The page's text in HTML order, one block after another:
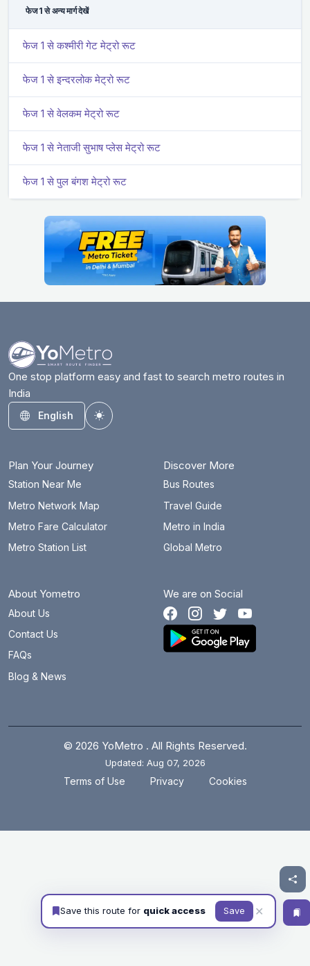
फेज 1 से अन्य मार्ग देखें
फेज 1 से कश्मीरी गेट मेट्रो रूट
फेज 1 से इन्दरलोक मेट्रो रूट
फेज 1 से वेलकम मेट्रो रूट
फेज 1 से नेताजी सुभाष प्लेस मेट्रो रूट
फेज 1 से पुल बंगश मेट्रो रूट
One stop platform easy and fast to search metro routes in
India
English
Toggle theme
Plan Your Journey
Station Near Me
Metro Network Map
Metro Fare Calculator
Metro Station List
Discover More
Bus Routes
Travel Guide
Metro in India
Global Metro
About Yometro
About Us
Contact Us
FAQs
Blog & News
We are on Social
© 2026 YoMetro . All Rights Reserved.
Updated: Aug 07, 2026
Terms of Use Privacy Cookies
Save this route for quick access Save ✕